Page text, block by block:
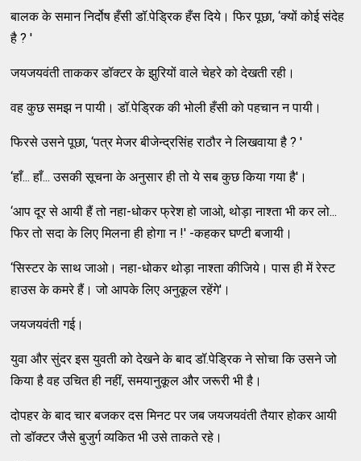
बालक के समान निर्दोष हँसी डॉ.पेड्रिक हँस दिये। फिर पूछा, ‘क्यों कोई संदेह
है ? '
जयजयवंती ताककर डॉक्टर के झुरियों वाले चेहरे को देखती रही।
वह कुछ समझ न पायी। डॉ.पेड्रिक की भोली हँसी को पहचान न पायी।
फिरसे उसने पूछा, ‘पत्र मेजर बीजेन्द्रसिंह राठौर ने लिखवाया है ? '
‘हाँ... हाँ... उसकी सूचना के अनुसार ही तो ये सब कुछ किया गया है'।
‘आप दूर से आयी हैं तो नहा-धोकर फ्रेश हो जाओ, थोड़ा नाश्ता भी कर लो...
फिर तो सदा के लिए मिलना ही होगा न !' -कहकर घण्टी बजायी।
‘सिस्टर के साथ जाओ। नहा-धोकर थोड़ा नाश्ता कीजिये। पास ही में रेस्ट
हाउस के कमरे हैं। जो आपके लिए अनुकूल रहेंगे'।
जयजयवंती गई।
युवा और सुंदर इस युवती को देखने के बाद डॉ.पेड्रिक ने सोचा कि उसने जो
किया है वह उचित ही नहीं, समयानुकूल और जरूरी भी है।
दोपहर के बाद चार बजकर दस मिनट पर जब जयजयवंती तैयार होकर आयी
तो डॉक्टर जैसे बुजुर्ग व्यकित भी उसे ताकते रहे।